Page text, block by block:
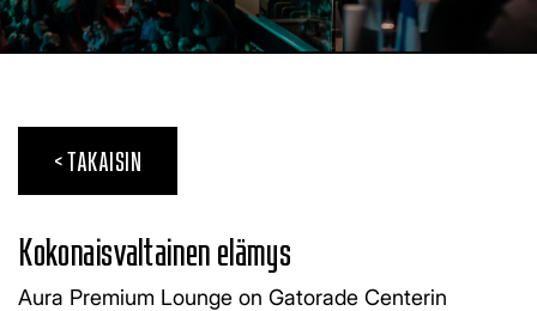
< TAKAISIN
Kokonaisvaltainen elämys
Aura Premium Lounge on Gatorade Centerin